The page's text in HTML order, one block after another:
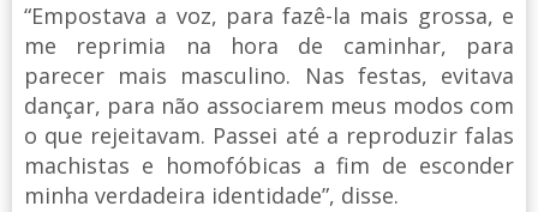
“Empostava a voz, para fazê-la mais grossa, e
me reprimia na hora de caminhar, para
parecer mais masculino. Nas festas, evitava
dançar, para não associarem meus modos com
o que rejeitavam. Passei até a reproduzir falas
machistas e homofóbicas a fim de esconder
minha verdadeira identidade”, disse.